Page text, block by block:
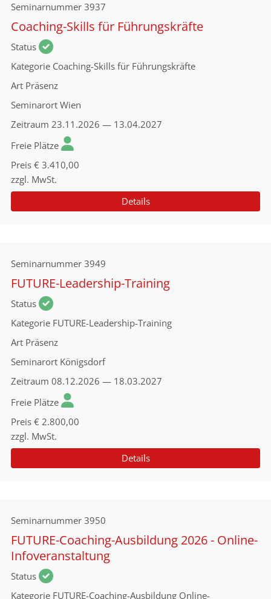
Seminarnummer 3937
Coaching-Skills für Führungskräfte
Status
Kategorie Coaching-Skills für Führungskräfte
Art Präsenz
Seminarort Wien
Zeitraum 23.11.2026 — 13.04.2027
Freie Plätze
Preis € 3.410,00
zzgl. MwSt.
Details
Seminarnummer 3949
FUTURE-Leadership-Training
Status
Kategorie FUTURE-Leadership-Training
Art Präsenz
Seminarort Königsdorf
Zeitraum 08.12.2026 — 18.03.2027
Freie Plätze
Preis € 2.800,00
zzgl. MwSt.
Details
Seminarnummer 3950
FUTURE-Coaching-Ausbildung 2026 - Online-
Infoveranstaltung
Status
Kategorie FUTURE-Coaching-Ausbildung Online-